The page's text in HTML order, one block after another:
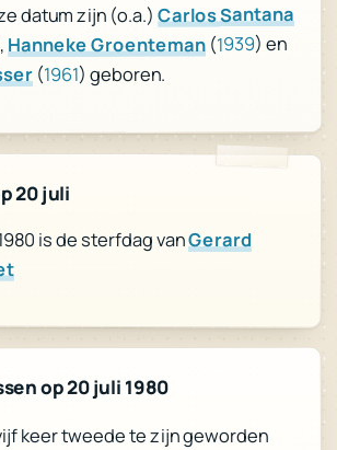
datum zijn (o.a.)Carlos Santana
Hanneke Groenteman (1939) en
(1961) geboren.
20 juli
is de sterfdag vanGerard
op 20 juli 1980
keer tweede te zijn geworden